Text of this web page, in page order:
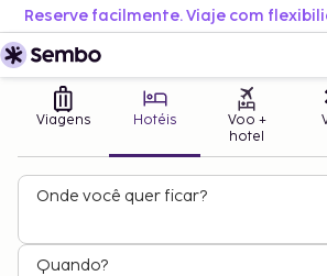
Viagens Hotéis
Voo +
hotel
Onde você quer ficar?
Quando?